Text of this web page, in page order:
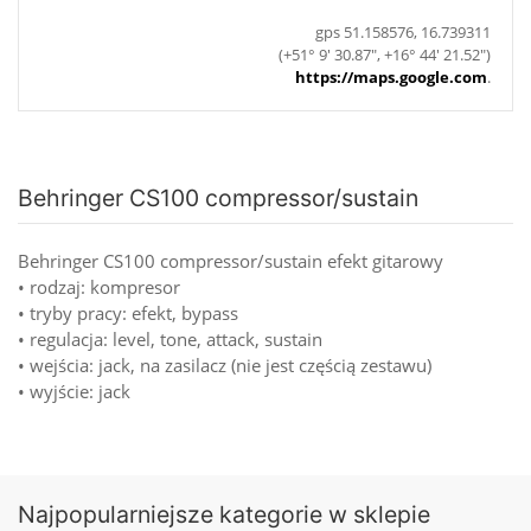
gps 51.158576, 16.739311
(+51° 9' 30.87", +16° 44' 21.52")
https://maps.google.com.
Behringer CS100 compressor/sustain
Behringer CS100 compressor/sustain efekt gitarowy
• rodzaj: kompresor
• tryby pracy: efekt, bypass
• regulacja: level, tone, attack, sustain
• wejścia: jack, na zasilacz (nie jest częścią zestawu)
• wyjście: jack
Najpopularniejsze kategorie w sklepie